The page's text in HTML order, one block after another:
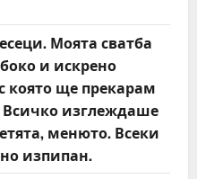
Моята сватба
и искрено
която ще прекарам
Всичко изглеждаше
менюто. Всеки
изпипан.